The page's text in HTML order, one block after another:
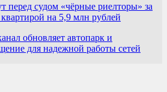
перед судом «чёрные риелторы» за
на 5,9 млн рублей
обновляет автопарк и
для надежной работы сетей